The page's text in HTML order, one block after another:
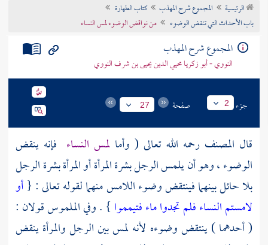
تراجم الأعلام
الرئيسية المجموع شرح المهذب
كتاب الطهارة
باب الأحداث التي تنقض الوضوء
من نواقض الوضوء لمس النساء
المجموع شرح المهذب
النووي - أبو زكريا محيي الدين يحيى بن شرف النووي
جزء 2 صفحة 27
قال المصنفرحمه الله تعالى ( وأما لمس النساء فإنه ينقض
الوضوء ، وهو أن يلمس الرجل بشرة المرأة أو المرأة بشرة الرجل
بلا حائل بينهما فينتقض وضوء اللامس منهما لقوله تعالى : {أو
لامستم النساء فلم تجدوا ماء فتيمموا } . وفي الملموس قولان :
( أحدهما ) ينتقض وضوءه لأنه لمس بين الرجل والمرأة ينقض